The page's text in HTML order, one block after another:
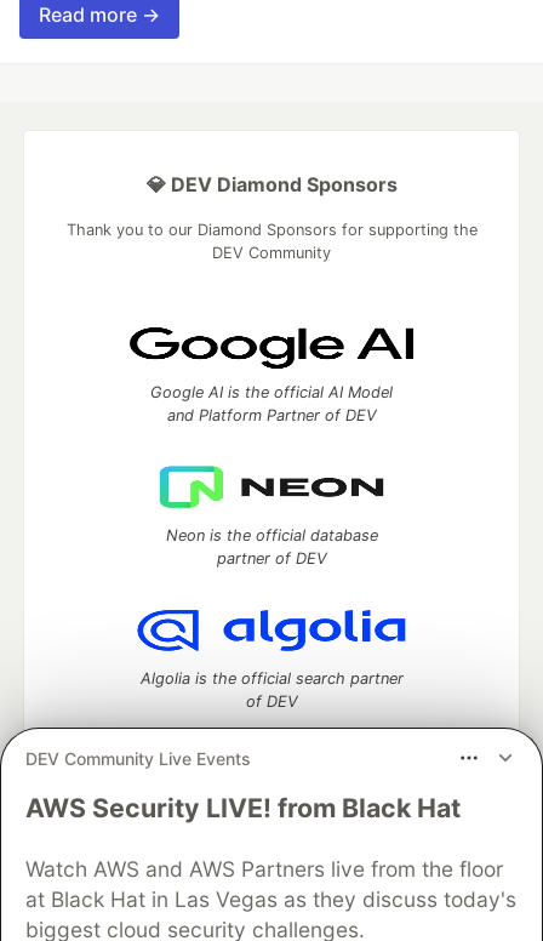
Read more →
DEV Community Live Events
AWS Security LIVE! from Black Hat
Watch AWS and AWS Partners live from the floor
at Black Hat in Las Vegas as they discuss today's
biggest cloud security challenges.
💎 DEV Diamond Sponsors
Thank you to our Diamond Sponsors for supporting the
DEV Community
Google AI is the official AI Model
and Platform Partner of DEV
Neon is the official database
partner of DEV
Algolia is the official search partner
of DEV
DEV Community— A space to discuss and keep up software
Home
DEV Challenges DEV++
Videos
DEV Education Tracks
DEV Help
Advertise on DEV
Organization Accounts
DEV Showcase
Contact